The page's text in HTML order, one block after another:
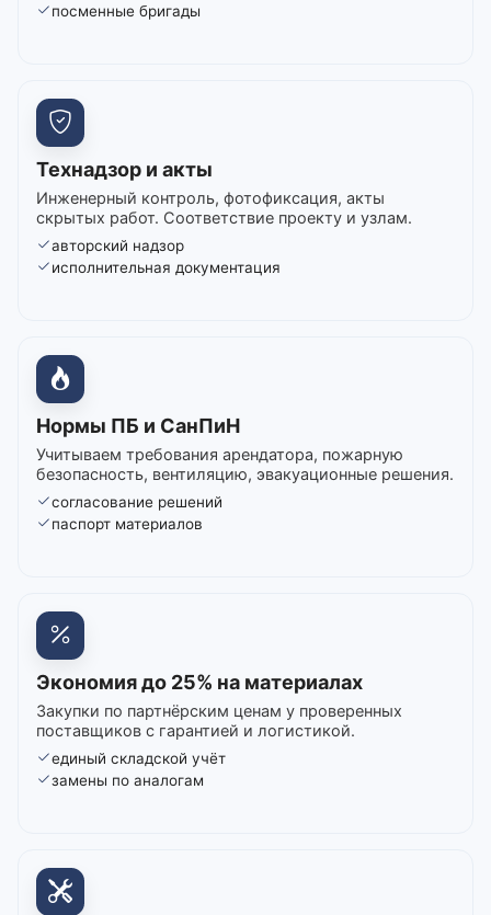
посменные бригады
Технадзор и акты
Инженерный контроль, фотофиксация, акты
скрытых работ. Соответствие проекту и узлам.
авторский надзор
исполнительная документация
Нормы ПБ и СанПиН
Учитываем требования арендатора, пожарную
безопасность, вентиляцию, эвакуационные решения.
согласование решений
паспорт материалов
Экономия до 25% на материалах
Закупки по партнёрским ценам у проверенных
поставщиков с гарантией и логистикой.
единый складской учёт
замены по аналогам